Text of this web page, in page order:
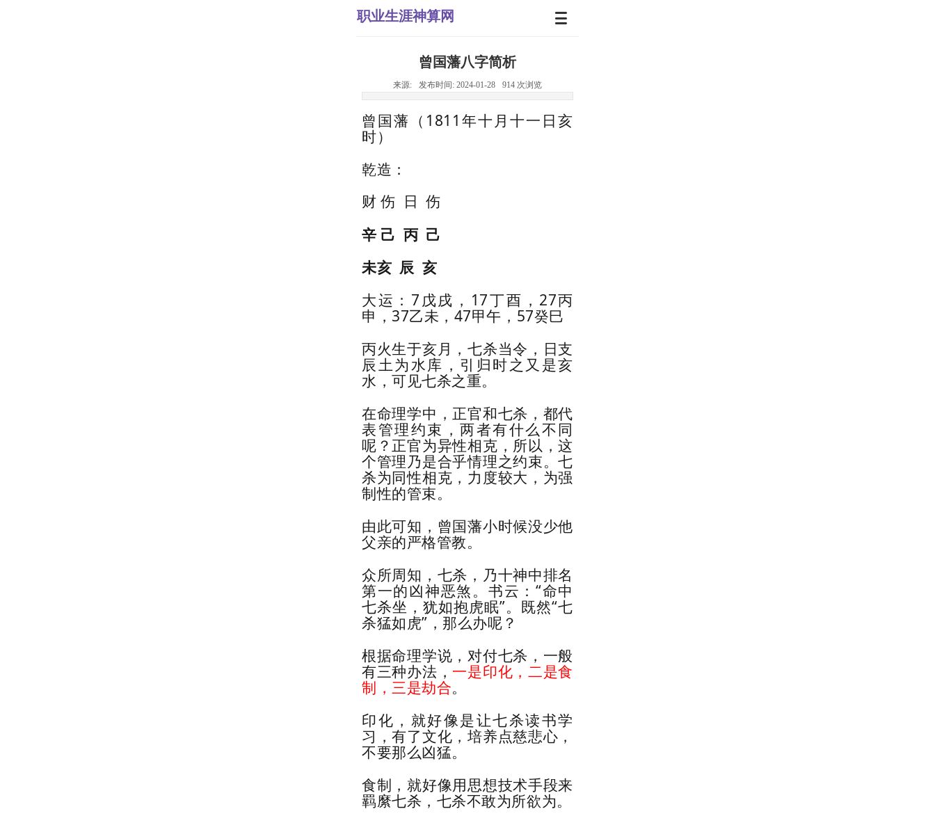
职业生涯神算网
曾国藩八字简析
来源: 发布时间: 2024-01-28 914 次浏览
曾国藩（ 1811 年十月十一日亥
时）
乾造：
财 伤 日 伤
辛 己 丙 己
未亥 辰 亥
大运： 7 戊戌， 17丁酉， 27丙
申， 37乙未， 47甲午， 57癸巳
丙火生于亥月，七杀当令，日支
辰土为水库，引归时之又是亥
水，可见七杀之重。
在命理学中，正官和七杀，都代
表管理约束，两者有什么不同
呢？正官为异性相克，所以，这
个管理乃是合乎情理之约束。七
杀为同性相克，力度较大，为强
制性的管束。
由此可知，曾国藩小时候没少他
父亲的严格管教。
众所周知，七杀，乃十神中排名
第一的凶神恶煞。书云：“命中
七杀坐，犹如抱虎眠”。 既然“七
杀猛如虎”，那么办呢？
根据命理学说，对付七杀，一般
有三种办法， 一是印化，二是食
制，三是劫合。
印化，就好像是让七杀读书学
习，有了文化，培养点慈悲心，
不要那么凶猛。
食制，就好像用思想技术手段来
羁縻七杀，七杀不敢为所欲为。